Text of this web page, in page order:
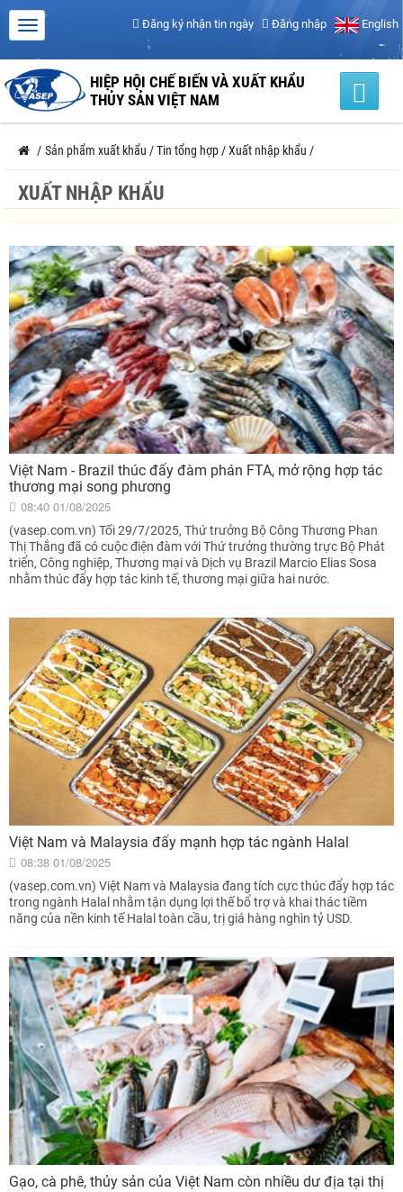
Đăng ký nhận tin ngày Đăng nhập English
HIỆP HỘI CHẾ BIẾN VÀ XUẤT KHẨU
THỦY SẢN VIỆT NAM
/ Sản phẩm xuất khẩu /Tin tổng hợp /Xuất nhập khẩu /
XUẤT NHẬP KHẨU
Việt Nam - Brazil thúc đẩy đàm phán FTA, mở rộng hợp tác
thương mại song phương
08:40 01/08/2025
(vasep.com.vn) Tối 29/7/2025, Thứ trưởng Bộ Công Thương Phan
Thị Thắng đã có cuộc điện đàm với Thứ trưởng thường trực Bộ Phát
triển, Công nghiệp, Thương mại và Dịch vụ Brazil Marcio Elias Sosa
nhằm thúc đẩy hợp tác kinh tế, thương mại giữa hai nước.
Việt Nam và Malaysia đẩy mạnh hợp tác ngành Halal
08:38 01/08/2025
(vasep.com.vn) Việt Nam và Malaysia đang tích cực thúc đẩy hợp tác
trong ngành Halal nhằm tận dụng lợi thế bổ trợ và khai thác tiềm
năng của nền kinh tế Halal toàn cầu, trị giá hàng nghìn tỷ USD.
Gạo, cà phê, thủy sản của Việt Nam còn nhiều dư địa tại thị